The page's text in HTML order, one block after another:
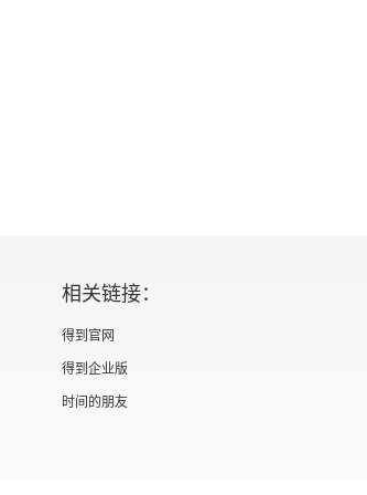
相关链接：
得到官网
得到企业版
时间的朋友